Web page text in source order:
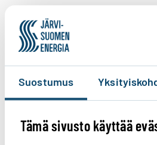
Suostumus
Tämä sivusto käyttää
Vilja Schepel vierailee nyt
energiatehokkaasti
hirsirungon päälle on
ja tunnelmallinen vapaa-